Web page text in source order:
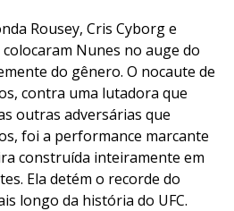
Rousey, Cris Cyborg e
Nunes no auge do
do gênero. O nocaute de
contra uma lutadora que
outras adversárias que
foi a performance marcante
construída inteiramente em
Ela detém o recorde do
longo da história do UFC.